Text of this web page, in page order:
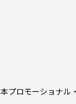
プロモーショナル